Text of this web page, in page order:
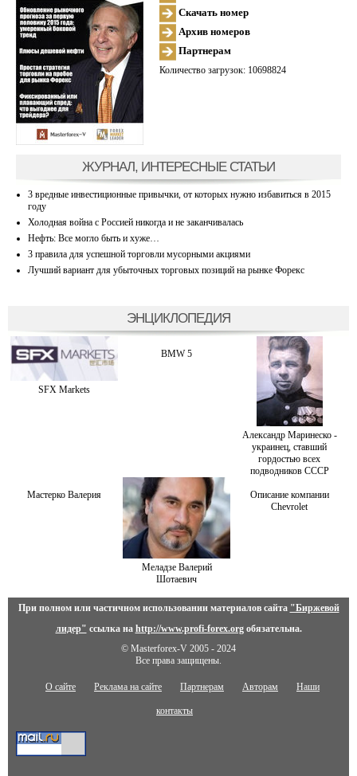
Скачать номер
Архив номеров
Партнерам
Количество загрузок: 10698824
ЖУРНАЛ, ИНТЕРЕСНЫЕ СТАТЬИ
3 вредные инвестиционные привычки, от которых нужно избавиться в 2015
году
Холодная война с Россией никогда и не заканчивалась
Нефть: Все могло быть и хуже…
3 правила для успешной торговли мусорными акциями
Лучший вариант для убыточных торговых позиций на рынке Форекс
ЭНЦИКЛОПЕДИЯ
SFX Markets
BMW 5
Александр Маринеско -
украинец, ставший
гордостью всех
подводников СССР
Мастерко Валерия
Меладзе Валерий
Шотаевич
Описание компании
Chevrolet
При полном или частичном использовании материалов сайта "Биржевой
лидер" ссылка на http://www.profi-forex.orgобязательна.
© Masterforex-V 2005 - 2024
Все права защищены.
О сайте Реклама на сайте Партнерам Авторам Наши
контакты